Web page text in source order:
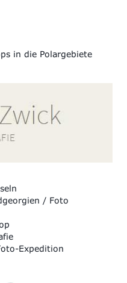
in die Polargebiete
/ Foto
Expedition